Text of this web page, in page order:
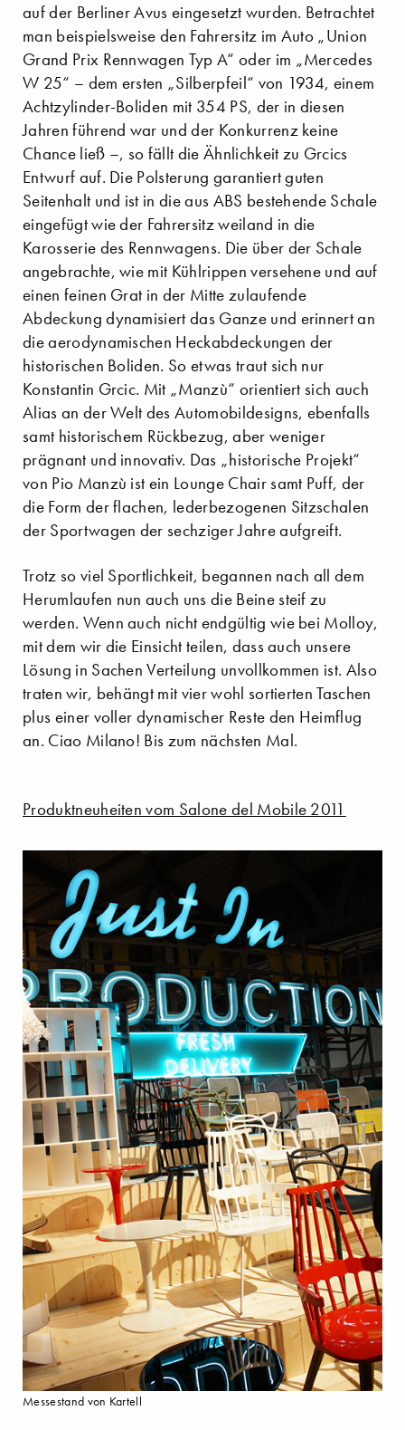
auf der Berliner Avus eingesetzt wurden. Betrachtet
man beispielsweise den Fahrersitz im Auto „Union
Grand Prix Rennwagen Typ A“ oder im „Mercedes
W 25“ – dem ersten „Silberpfeil“ von 1934, einem
Achtzylinder-Boliden mit 354 PS, der in diesen
Jahren führend war und der Konkurrenz keine
Chance ließ –, so fällt die Ähnlichkeit zu Grcics
Entwurf auf. Die Polsterung garantiert guten
Seitenhalt und ist in die aus ABS bestehende Schale
eingefügt wie der Fahrersitz weiland in die
Karosserie des Rennwagens. Die über der Schale
angebrachte, wie mit Kühlrippen versehene und auf
einen feinen Grat in der Mitte zulaufende
Abdeckung dynamisiert das Ganze und erinnert an
die aerodynamischen Heckabdeckungen der
historischen Boliden. So etwas traut sich nur
Konstantin Grcic. Mit „Manzù“ orientiert sich auch
Alias an der Welt des Automobildesigns, ebenfalls
samt historischem Rückbezug, aber weniger
prägnant und innovativ. Das „historische Projekt“
von Pio Manzù ist ein Lounge Chair samt Puff, der
die Form der flachen, lederbezogenen Sitzschalen
der Sportwagen der sechziger Jahre aufgreift.
Trotz so viel Sportlichkeit, begannen nach all dem
Herumlaufen nun auch uns die Beine steif zu
werden. Wenn auch nicht endgültig wie bei Molloy,
mit dem wir die Einsicht teilen, dass auch unsere
Lösung in Sachen Verteilung unvollkommen ist. Also
traten wir, behängt mit vier wohl sortierten Taschen
plus einer voller dynamischer Reste den Heimflug
an. Ciao Milano! Bis zum nächsten Mal.
Produktneuheiten vom Salone del Mobile 2011
Messestand von Kartell